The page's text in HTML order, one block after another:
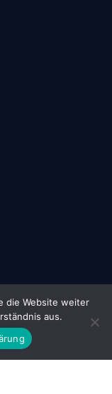
die Website weiter
aus.